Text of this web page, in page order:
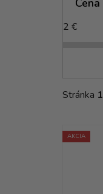
Stránka 1
2 €
i
o
d
kAKCIA